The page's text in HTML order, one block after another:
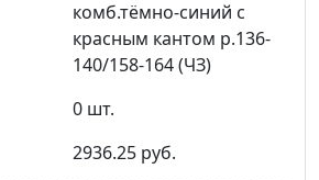
комб.тёмно-синий с
красным кантом р.136-
140/158-164 (ЧЗ)
0 шт.
2936.25 руб.